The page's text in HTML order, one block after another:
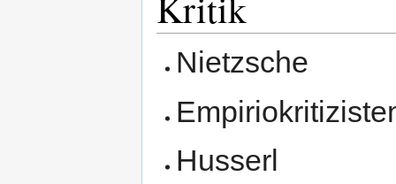
Nietzsche
Husserl